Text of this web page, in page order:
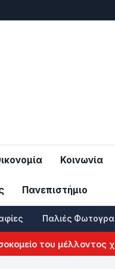
Κοινωνία
Πανεπιστήμιο
Παλιές
μέλλοντος